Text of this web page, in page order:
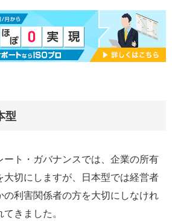
型
ート・ガバナンスでは、企業の所有
切にしますが、日本型では経営者
の利害関係者の方を大切にしなけれ
きました。